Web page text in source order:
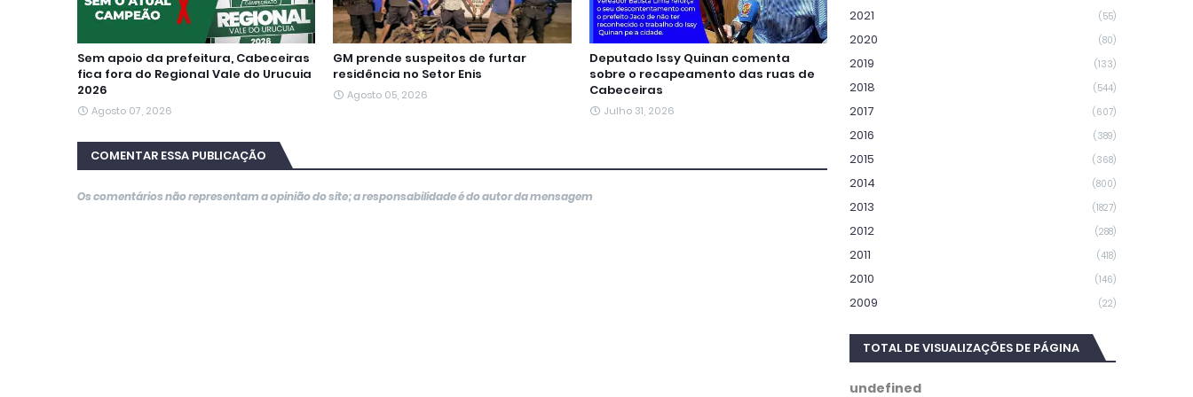
Sem apoio da prefeitura, Cabeceiras
fica fora do Regional Vale do Urucuia
2026
Agosto 07, 2026
GM prende suspeitos de furtar
residência no Setor Enis
Agosto 05, 2026
Deputado Issy Quinan comenta
sobre o recapeamento das ruas de
Cabeceiras
Julho 31, 2026
COMENTAR ESSA PUBLICAÇÃO
Os comentários não representam a opinião do site; a responsabilidade é do autor da mensagem
2021 (55)
2020 (80)
2019 (133)
2018 (544)
2017 (607)
2016 (389)
2015 (368)
2014 (800)
2013 (1827)
2012 (288)
2011 (418)
2010 (146)
2009 (22)
TOTAL DE VISUALIZAÇÕES DE PÁGINA
undefined